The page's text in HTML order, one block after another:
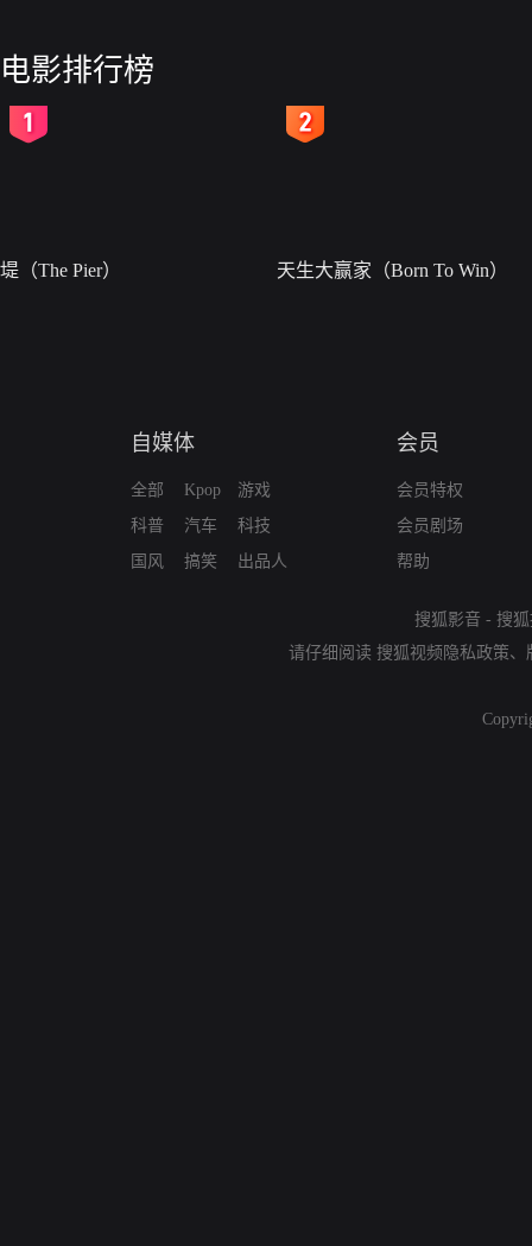
电影排行榜
堤（The Pier） 天生大赢家（Born To Win）
自媒体
全部
科普
国风
Kpop
汽车
搞笑
游戏
科技
出品人
会员
会员特权
会员剧场
帮助
搜狐影音 - 搜
请仔细阅读 搜狐视频隐私政策、